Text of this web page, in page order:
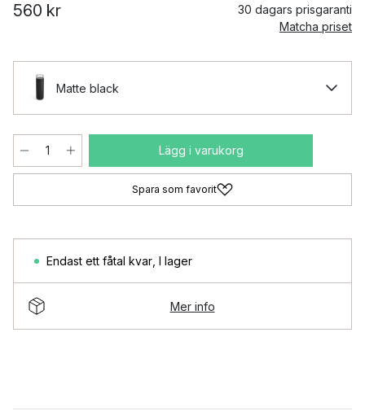
560 kr
30 dagars prisgaranti
Matcha priset
Matte black
Lägg i varukorg
Spara som favorit
Endast ett fåtal kvar I lager
Mer info